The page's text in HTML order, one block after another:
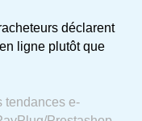
déclarent
ligne plutôt que
tendances e-